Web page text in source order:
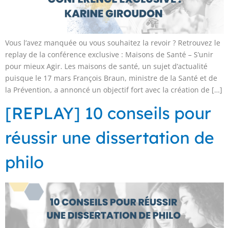
Vous l’avez manquée ou vous souhaitez la revoir ? Retrouvez le
replay de la conférence exclusive : Maisons de Santé – S’unir
pour mieux Agir. Les maisons de santé, un sujet d’actualité
puisque le 17 mars François Braun, ministre de la Santé et de
la Prévention, a annoncé un objectif fort avec la création de […]
[REPLAY] 10 conseils pour
réussir une dissertation de
philo